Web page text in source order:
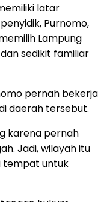
latar
Purnomo,
Lampung
sedikit familiar
pernah bekerja
daerah tersebut.
karena pernah
Jadi, wilayah itu
tempat untuk